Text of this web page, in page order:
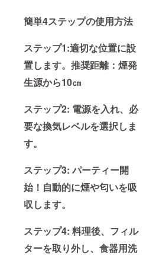
簡単4ステップの使用方法
ステップ1:適切な位置に設
置します。推奨距離：煙発
生源から10㎝
ステップ2: 電源を入れ、必
要な換気レベルを選択しま
す。
ステップ3: パーティー開
始！自動的に煙や匂いを吸
収します。
ステップ4: 料理後、フィル
ターを取り外し、食器用洗